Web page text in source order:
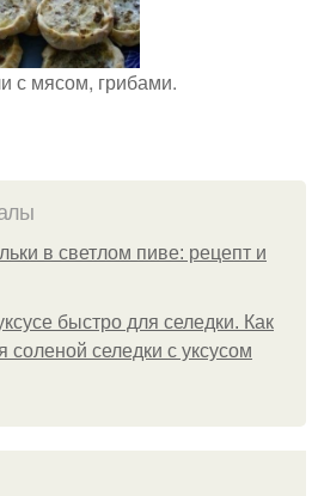
с мясом, грибами.
в светлом пиве: рецепт и
быстро для селедки. Как
соленой селедки с уксусом